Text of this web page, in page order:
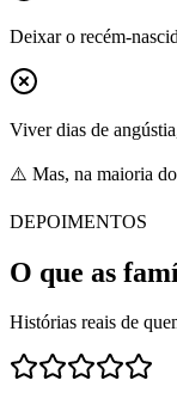
Deixar o recém-
Viver dias de
⚠️ Mas, na maioria
DEPOIMENTOS
O que as
Histórias reais de